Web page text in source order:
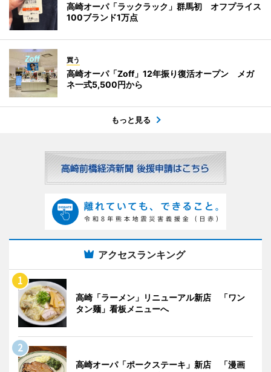
高崎オーパ「ラックラック」群馬初 オフプライス
100ブランド1万点
買う
高崎オーパ「Zoff」12年振り復活オープン メガ
ネ一式5,500円から
もっと見る
アクセスランキング
高崎「ラーメン」リニューアル新店 「ワン
タン麺」看板メニューへ
高崎オーパ「ポークステーキ」新店 「漫画